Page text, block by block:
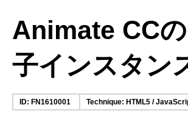
Animate CC
子インスタン
ID: FN1610001 Technique: HTML5 /